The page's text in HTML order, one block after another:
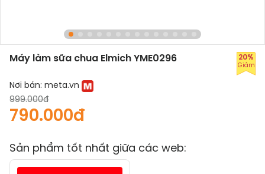
20%
Giảm
Máy làm sữa chua Elmich YME0296
Nơi bán: meta.vn
999.000đ
790.000đ
Sản phẩm tốt nhất giữa các web: